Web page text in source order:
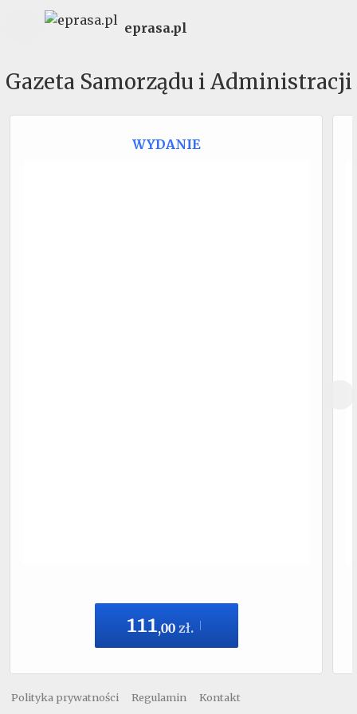
eprasa.pl
Gazeta Samorządu i Administracji
WYDANIE
111,00 zł.
Polityka prywatności Regulamin Kontakt